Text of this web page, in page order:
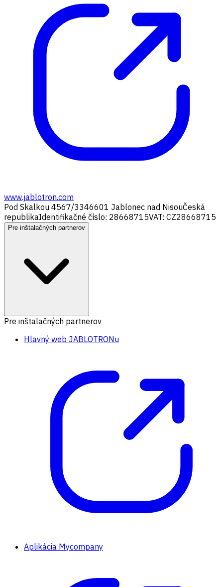
www.jablotron.com
Pod Skalkou 4567/3346601 Jablonec nad NisouČeská
republikaIdentifikačné číslo: 28668715VAT: CZ28668715
Pre inštalačných partnerov
Pre inštalačných partnerov
Hlavný web JABLOTRONu
Aplikácia Mycompany